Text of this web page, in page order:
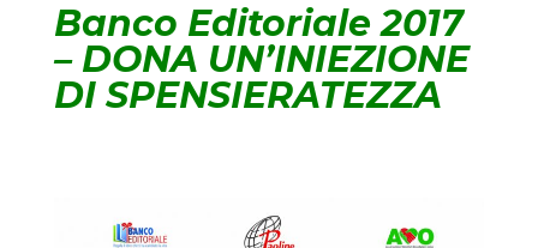
Banco Editoriale 2017
– DONA UN’INIEZIONE
DI SPENSIERATEZZA